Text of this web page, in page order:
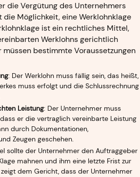
die Vergütung des Unternehmers
Möglichkeit, eine Werklohnklage
ist ein rechtliches Mittel,
Werklohns gerichtlich
müssen bestimmte Voraussetzungen
: Der Werklohn muss fällig sein, das heißt,
muss erfolgt und die Schlussrechnung
Leistung: Der Unternehmer muss
er die vertraglich vereinbarte Leistung
durch Dokumentationen,
Zeugen geschehen.
sollte der Unternehmer den Auftraggeber
mahnen und ihm eine letzte Frist zur
zeigt dem Gericht, dass der Unternehmer